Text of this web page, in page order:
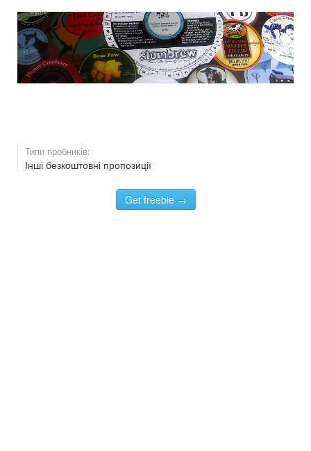
Типи пробників:
Інші безкоштовні пропозиції
Get freebie →